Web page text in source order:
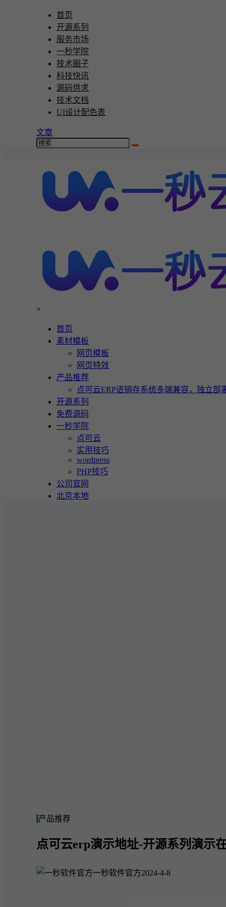
首页
开源系列
服务市场
一秒学院
技术圈子
科技快讯
源码供求
技术文档
UI设计配色表
文章
×
首页
素材模板
网页模板
网页特效
产品推荐
点可云ERP进销存系统多端兼容，独立部
开源系列
免费源码
一秒学院
点可云
实用技巧
wordpress
PHP技巧
公司官网
北京本地
产品推荐
点可云erp演示地址-开源系列演示
一秒软件官方2024-4-8